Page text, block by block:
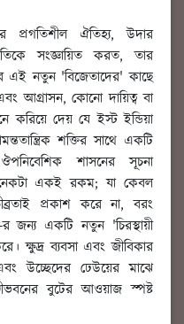
প্রগতিশীল ঐতিহ্য, উদার
সংজ্ঞায়িত করত, তার
এই নতুন 'বিজেতাদের' কাছে
আগ্রাসন, কোনো দায়িত্ব বা
করিয়ে দেয় যে ইস্ট ইন্ডিয়া
শক্তির সাথে একটি
ঔপনিবেশিক শাসনের সূচনা
একই রকম; যা কেবল
প্রকাশ করে না, বরং
জন্য একটি নতুন 'চিরস্থায়ী
ক্ষুদ্র ব্যবসা এবং জীবিকার
উচ্ছেদের ঢেউয়ের মাঝে
বুটের আওয়াজ স্পষ্ট